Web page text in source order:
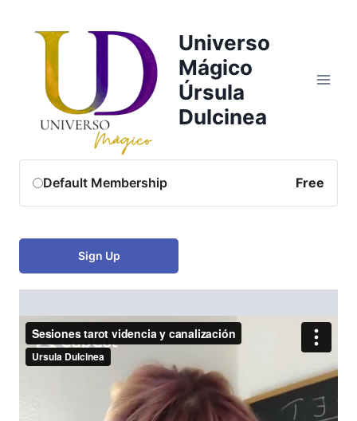
contenido
Universo
Mágico
Úrsula
Dulcinea
Default Membership Free
Sign Up